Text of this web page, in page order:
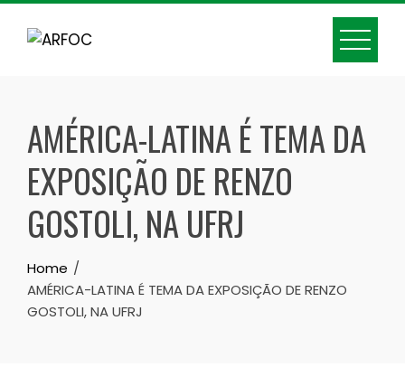
Skip
AMÉRICA-LATINA É TEMA DA
EXPOSIÇÃO DE RENZO
GOSTOLI, NA UFRJ
Home
AMÉRICA-LATINA É TEMA DA EXPOSIÇÃO DE RENZO
GOSTOLI, NA UFRJ